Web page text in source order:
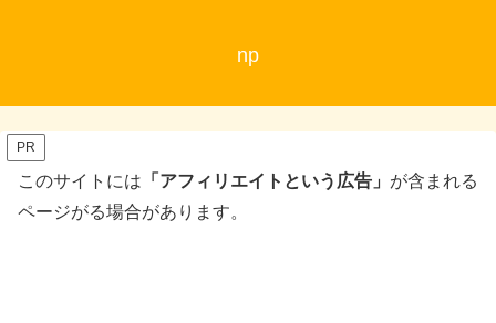
np
PR
このサイトには 「アフィリエイトという広告」 が含まれる
ページがる場合があります。